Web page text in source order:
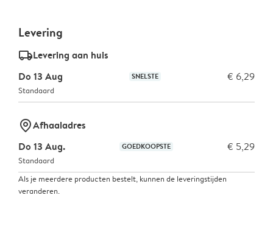
Levering
delivery_standard_v2Levering aan huis
Do 13 Aug
SNELSTE € 6,29
Standaard
marker-pinAfhaaladres
Do 13 Aug.
GOEDKOOPSTE € 5,29
Standaard
Als je meerdere producten bestelt, kunnen de leveringstijden
veranderen.